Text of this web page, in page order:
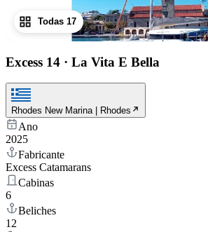
Todas 17
Excess 14 · La Vita E Bella
Rhodes New Marina | Rhodes
Ano
2025
Fabricante
Excess Catamarans
Cabinas
6
Beliches
12